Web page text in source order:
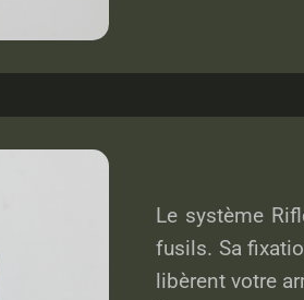
Le système
fusils. Sa
libèrent votre